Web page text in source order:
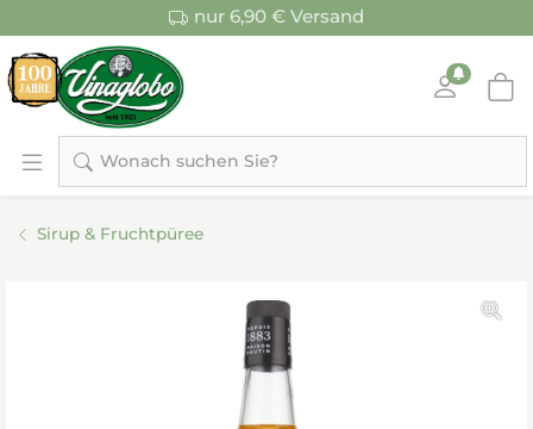
nur 6,90 € Versand
Wonach suchen Sie?
Sirup & Fruchtpüree